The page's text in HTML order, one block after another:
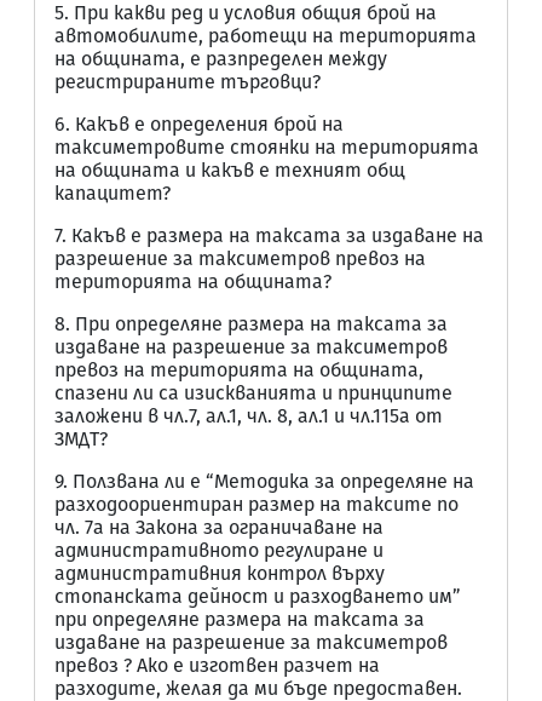
5. При какви ред и условия общия брой на
автомобилите, работещи на територията
на общината, е разпределен между
регистрираните търговци?
6. Какъв е определения брой на
таксиметровите стоянки на територията
на общината и какъв е техният общ
капацитет?
7. Какъв е размера на таксата за издаване на
разрешение за таксиметров превоз на
територията на общината?
8. При определяне размера на таксата за
издаване на разрешение за таксиметров
превоз на територията на общината,
спазени ли са изискванията и принципите
заложени в чл.7, ал.1, чл. 8, ал.1 и чл.115а от
ЗМДТ?
9. Ползвана ли е “Методика за определяне на
разходоориентиран размер на таксите по
чл. 7а на Закона за ограничаване на
административното регулиране и
административния контрол върху
стопанската дейност и разходването им”
при определяне размера на таксата за
издаване на разрешение за таксиметров
превоз ? Ако е изготвен разчет на
разходите, желая да ми бъде предоставен.